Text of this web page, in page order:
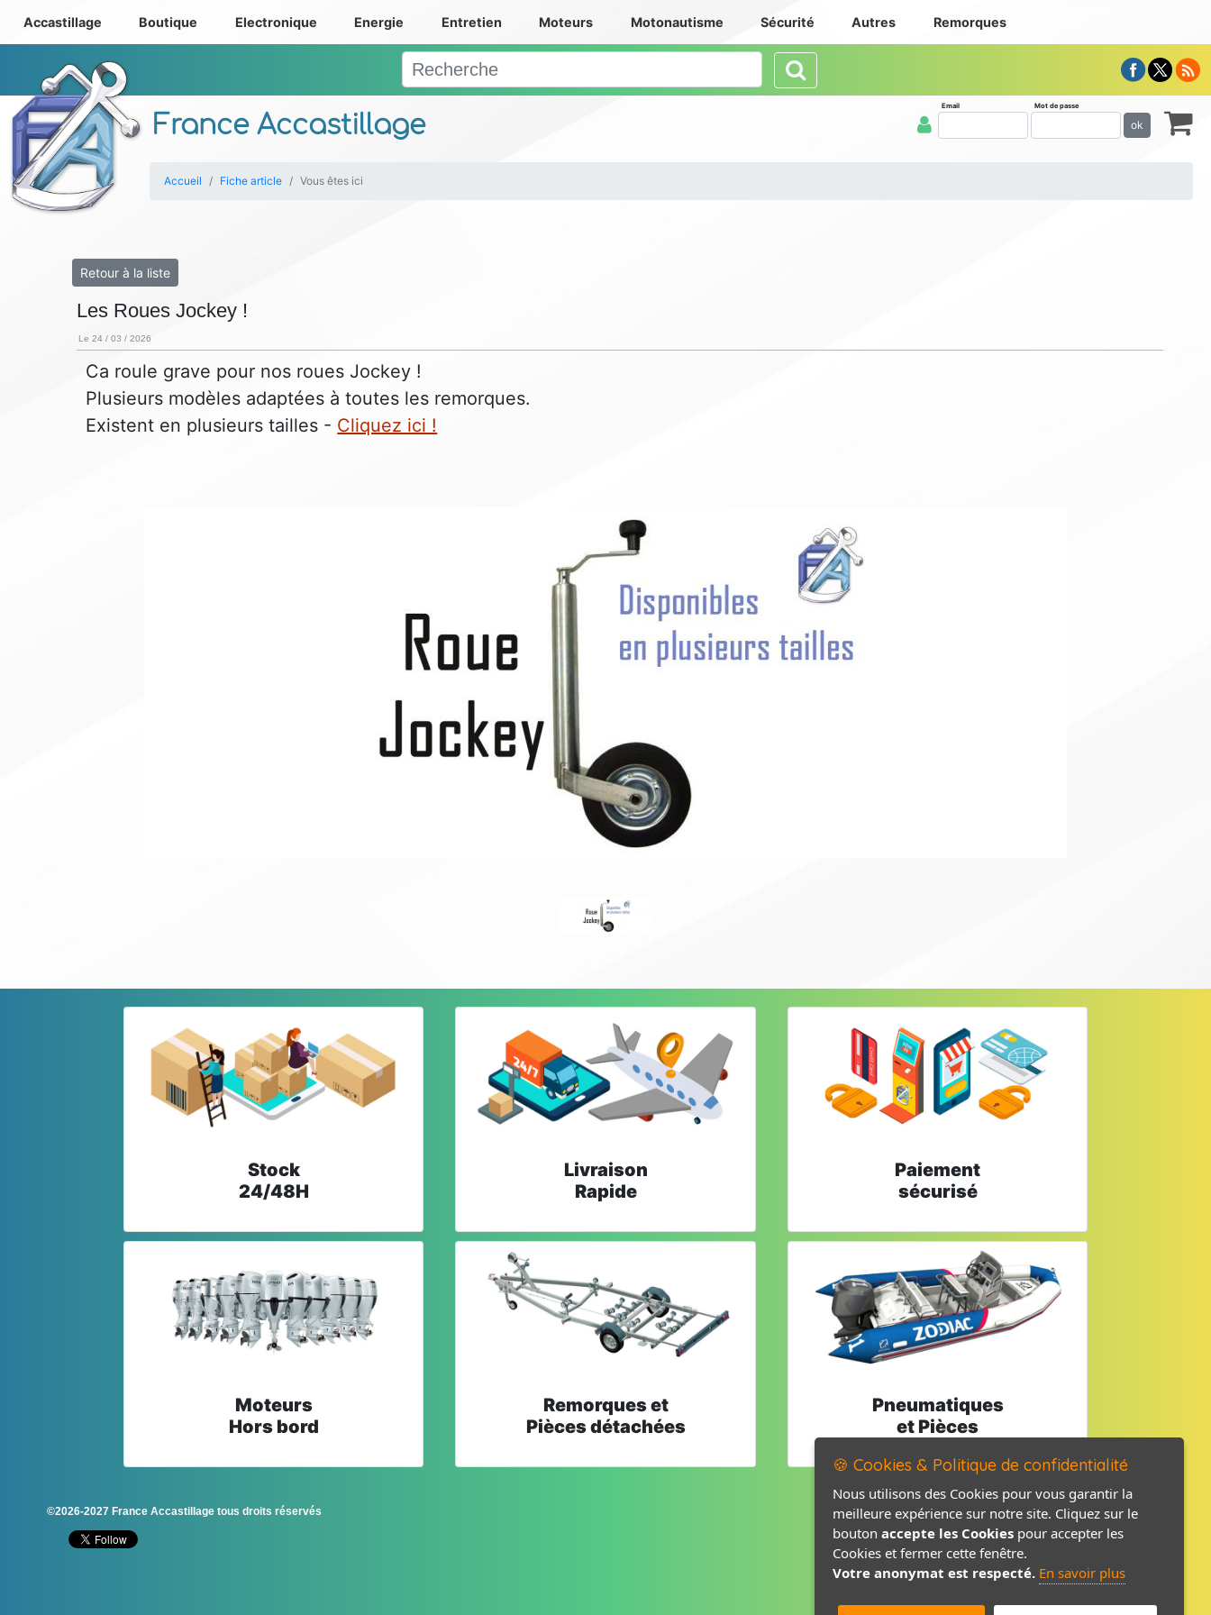
France Accastillage
Accastillage Boutique Electronique Energie Entretien Moteurs Motonautisme Sécurité Autres Remorques
Email Mot de passe
ok
Accueil Fiche article Vous êtes ici
Retour à la liste
Les Roues Jockey !
Le 24 / 03 / 2026
Ca roule grave pour nos roues Jockey !
Plusieurs modèles adaptées à toutes les remorques.
Existent en plusieurs tailles - Cliquez ici !
Stock
24/48H
Livraison
Rapide
Paiement
sécurisé
Moteurs
Hors bord
Remorques et
Pièces détachées
Pneumatiques
et Pièces
©2026-2027 France Accastillage tous droits réservés Mentions légales
Politique de confidentialité
Contact / Plan
🍪 Cookies & Politique de confidentialité
Nous utilisons des Cookies pour vous garantir la
meilleure expérience sur notre site. Cliquez sur le
bouton accepte les Cookies pour accepter les
Cookies et fermer cette fenêtre.
Votre anonymat est respecté. En savoir plus